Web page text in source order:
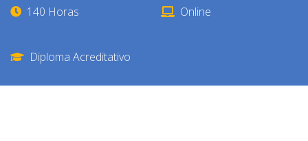
140 Horas Online
Diploma Acreditativo